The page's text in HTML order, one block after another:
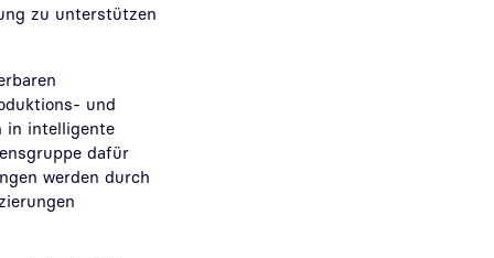
zu unterstützen
und
in intelligente
dafür
werden durch